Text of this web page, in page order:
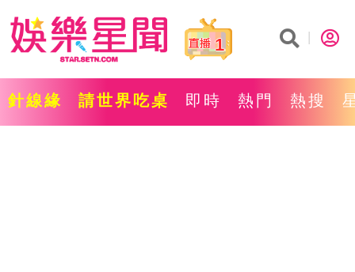
1
針線緣 請世界吃桌 即時 熱門 熱搜